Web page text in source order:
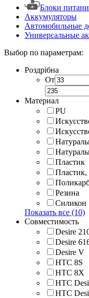
Блоки
Аккумуляторы
Автомобильные
Универсальные
Выбор по параметрам:
Роздрібна
От
Материал
PU
Пластик
Пластик,
Резина
Силикон
Показать все (10)
Совместимость
Desire
Desire
Desire V
HTC 8S
HTC 8Х
HTC
HTC